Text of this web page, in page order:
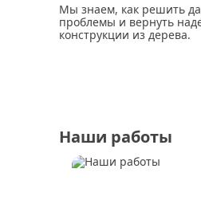
Мы знаем, как решить
проблемы и вернуть
конструкции из дерева.
Наши работы